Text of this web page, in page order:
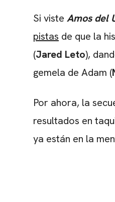
Si viste Amos del
pistas de que la
(Jared Leto),
gemela de Adam (
Por ahora, la
resultados en
ya están en la